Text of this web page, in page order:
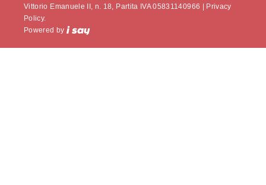
Vittorio Emanuele II, n. 18, Partita IVA 05831140966 |
Privacy
Policy.
Powered by